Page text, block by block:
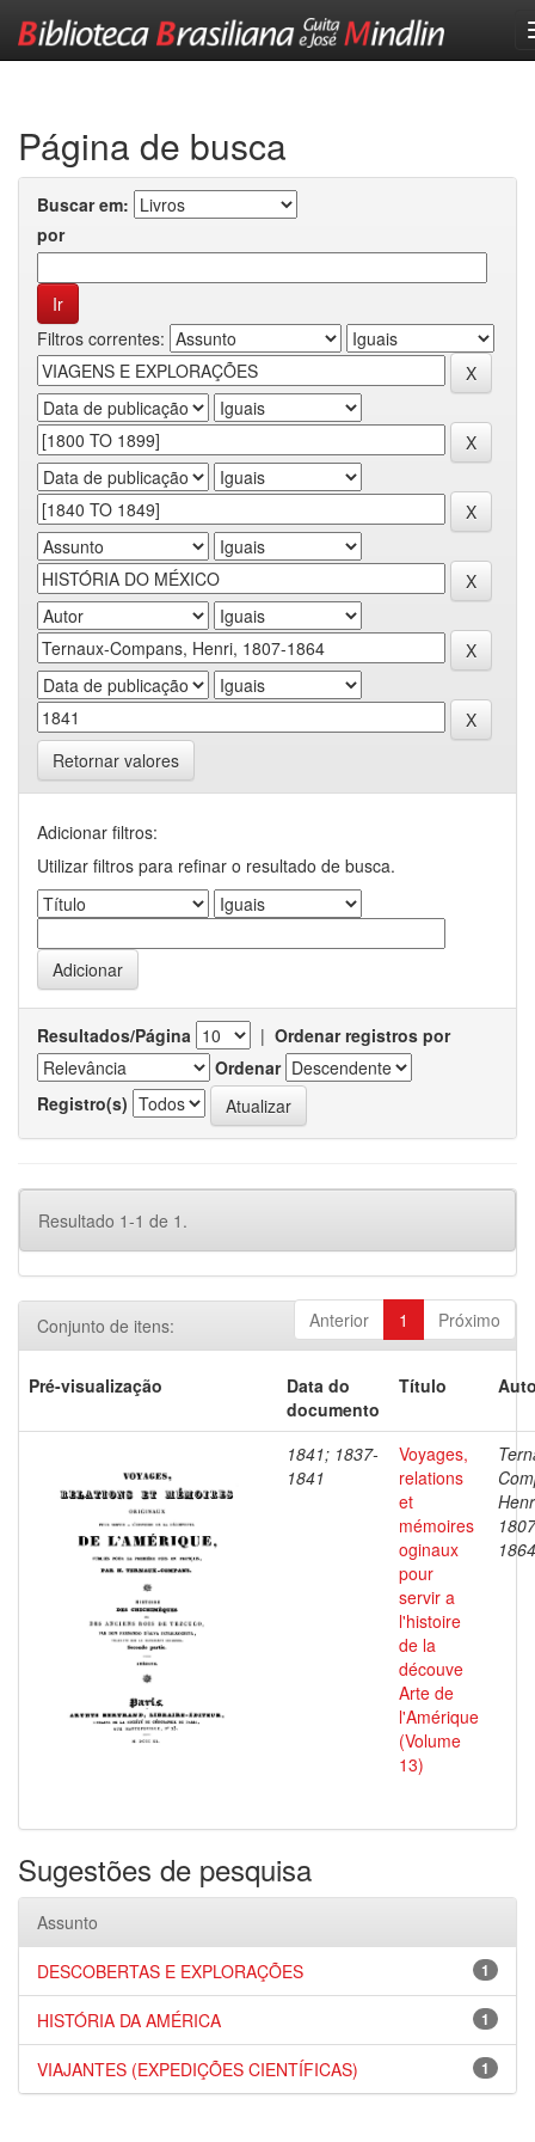
Página de busca
Buscar em:
por
Filtros correntes:
Retornar valores
Adicionar filtros:
Utilizar filtros para refinar o resultado de busca.
Resultados/Página | Ordenar registros por
Ordenar
Registro(s)
Resultado 1-1 de 1.
Anterior 1 Próximo
Conjunto de itens:
Pré-visualização
Data do
documento
Título
1841; 1837-
1841
Voyages,
relations
et
mémoires
oginaux
pour
servir a
l'histoire
de la
découve
Arte de
l'Amérique
(Volume
13)
1864
Sugestões de pesquisa
Assunto
1
DESCOBERTAS E EXPLORAÇÕES
1
HISTÓRIA DA AMÉRICA
1
VIAJANTES (EXPEDIÇÕES CIENTÍFICAS)